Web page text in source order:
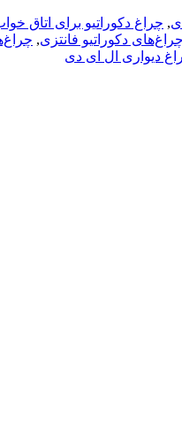
, چراغ دکوراتیو برای اتاق
چراغ‌های دکوراتیو فانتزی,
دیواری ال ای دی